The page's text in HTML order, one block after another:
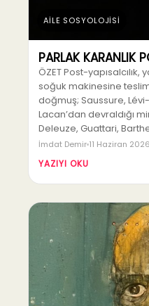
AİLE SOSYOLOJİSİ
PARLAK KARANLIK
ÖZET Post-yapısalcılık,
soğuk makinesine teslim
doğmuş; Saussure,
Lacan’dan devraldığı
Deleuze, Guattari,
İmdat Demir 11 Haziran 2026
YAZIYI OKU